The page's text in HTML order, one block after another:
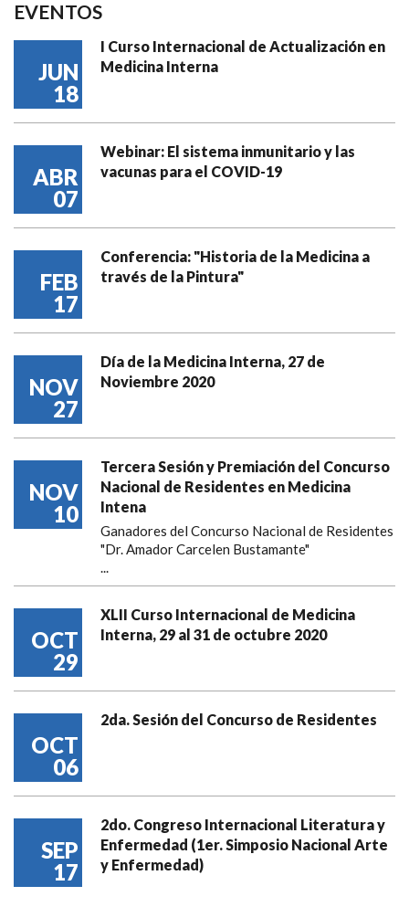
EVENTOS
JUN
18
I Curso Internacional de Actualización en
Medicina Interna
ABR
07
Webinar: El sistema inmunitario y las
vacunas para el COVID-19
FEB
17
Conferencia: "Historia de la Medicina a
través de la Pintura"
NOV
27
Día de la Medicina Interna, 27 de
Noviembre 2020
NOV
10
Tercera Sesión y Premiación del Concurso
Nacional de Residentes en Medicina
Intena
Ganadores del Concurso Nacional de Residentes
"Dr. Amador Carcelen Bustamante"
...
OCT
29
XLII Curso Internacional de Medicina
Interna, 29 al 31 de octubre 2020
OCT
06
2da. Sesión del Concurso de Residentes
SEP
17
2do. Congreso Internacional Literatura y
Enfermedad (1er. Simposio Nacional Arte
y Enfermedad)